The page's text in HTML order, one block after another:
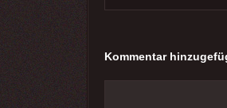
Kommentar